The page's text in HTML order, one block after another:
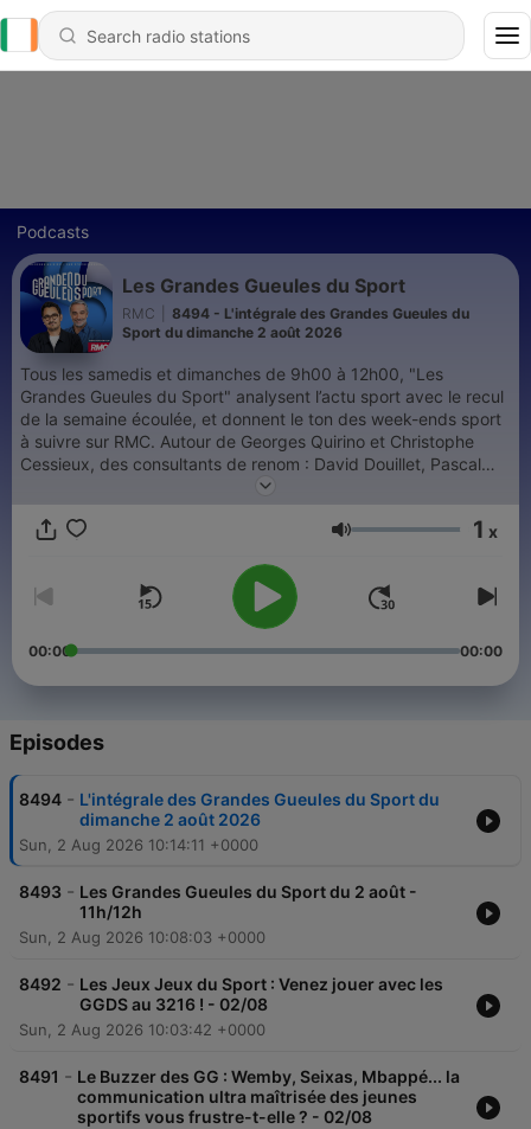
Podcasts
Les Grandes Gueules du Sport
RMC
8494 - L'intégrale des Grandes Gueules du
Sport du dimanche 2 août 2026
Tous les samedis et dimanches de 9h00 à 12h00, "Les
Grandes Gueules du Sport" analysent l’actu sport avec le recul
de la semaine écoulée, et donnent le ton des week-ends sport
à suivre sur RMC. Autour de Georges Quirino et Christophe
Cessieux, des consultants de renom : David Douillet, Pascal
Dupraz, Sarah Pitkowski, Denis Charvet, Frederic Weis, Marc
Frédéric Lecanu, Olivier Girault et Cédric Heymans.
Volume 1 x
00:00 00:00
Episodes
8494 - L'intégrale des Grandes Gueules du Sport du
dimanche 2 août 2026
Sun, 2 Aug 2026 10:14:11 +0000
8493 - Les Grandes Gueules du Sport du 2 août -
11h/12h
Sun, 2 Aug 2026 10:08:03 +0000
8492 - Les Jeux Jeux du Sport : Venez jouer avec les
GGDS au 3216 ! - 02/08
Sun, 2 Aug 2026 10:03:42 +0000
8491 - Le Buzzer des GG : Wemby, Seixas, Mbappé... la
communication ultra maîtrisée des jeunes
sportifs vous frustre-t-elle ? - 02/08